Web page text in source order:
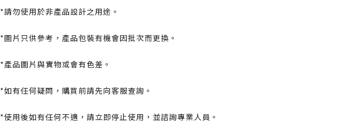
*請勿使用於非產品設計之用途。
*圖片只供參考，產品包裝有機會因批次而更換。
*產品圖片與實物或會有色差。
*如有任何疑問，購買前請先向客服查詢。
*使用後如有任何不適，請立即停止使用，並諮詢專業人員。